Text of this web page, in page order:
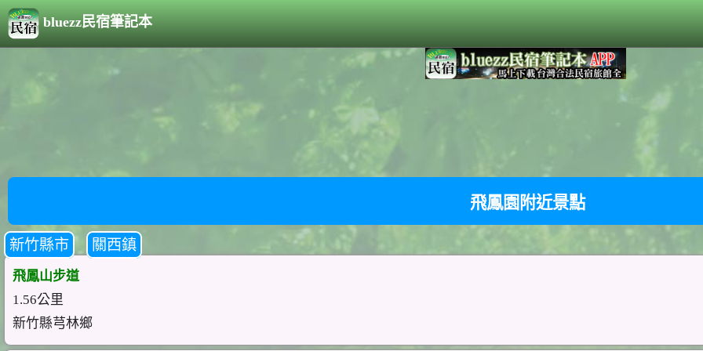
bluezz民宿筆記本
飛鳳園附近景點
新竹縣市 關西鎮
飛鳳山步道
1.56公里
新竹縣芎林鄉